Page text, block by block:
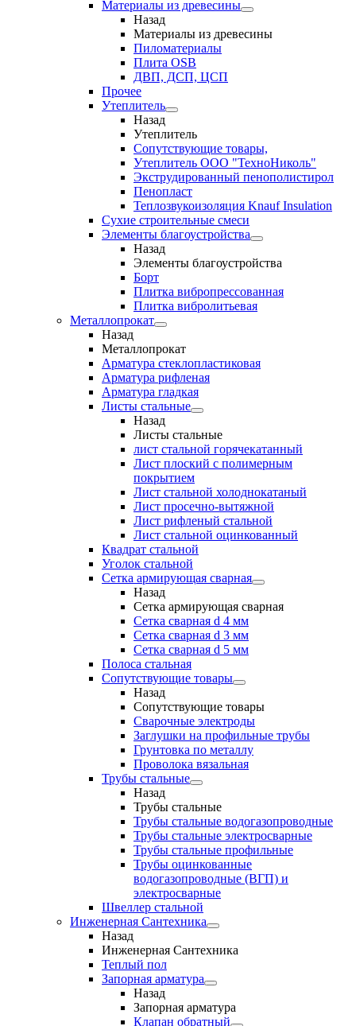
Материалы из древесины
Назад
Материалы из древесины
Пиломатериалы
Плита OSB
ДВП, ДСП, ЦСП
Прочее
Утеплитель
Назад
Утеплитель
Сопутствующие товары,
Утеплитель ООО "ТехноНиколь"
Экструдированный пенополистирол
Пенопласт
Теплозвукоизоляция Knauf Insulation
Сухие строительные смеси
Элементы благоустройства
Назад
Элементы благоустройства
Борт
Плитка вибропрессованная
Плитка вибролитьевая
Металлопрокат
Назад
Металлопрокат
Арматура стеклопластиковая
Арматура рифленая
Арматура гладкая
Листы стальные
Назад
Листы стальные
лист стальной горячекатанный
Лист плоский с полимерным
покрытием
Лист стальной холоднокатаный
Лист просечно-вытяжной
Лист рифленый стальной
Лист стальной оцинкованный
Квадрат стальной
Уголок стальной
Сетка армирующая сварная
Назад
Сетка армирующая сварная
Сетка сварная d 4 мм
Сетка сварная d 3 мм
Сетка сварная d 5 мм
Полоса стальная
Сопутствующие товары
Назад
Сопутствующие товары
Сварочные электроды
Заглушки на профильные трубы
Грунтовка по металлу
Проволока вязальная
Трубы стальные
Назад
Трубы стальные
Трубы стальные водогазопроводные
Трубы стальные электросварные
Трубы стальные профильные
Трубы оцинкованные
водогазопроводные (ВГП) и
электросварные
Швеллер стальной
Инженерная Сантехника
Назад
Инженерная Сантехника
Теплый пол
Запорная арматура
Назад
Запорная арматура
Клапан обратный